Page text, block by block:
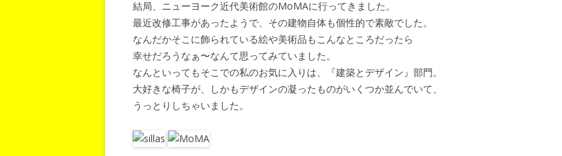
結局、ニューヨーク近代美術館のMoMAに行ってきました。
最近改修工事があったようで、その建物自体も個性的で素敵でした。
なんだかそこに飾られている絵や美術品もこんなところだったら
幸せだろうなぁ〜なんて思ってみていました。
なんといってもそこでの私のお気に入りは、『建築とデザイン』部門。
大好きな椅子が、しかもデザインの凝ったものがいくつか並んでいて、
うっとりしちゃいました。